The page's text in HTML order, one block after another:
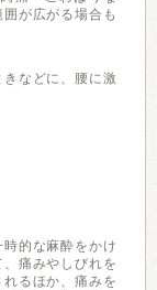
が広がる場合も
などに、腰に激
的な麻酔をかけ
痛みやしびれを
るほか、痛みを